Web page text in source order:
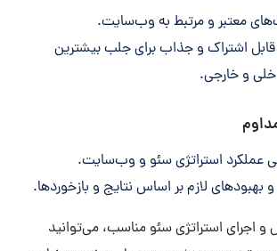
معتبر و مرتبط به وب‌سایت.
اشتراک و جذاب برای جلب بیشترین
و خارجی.
عملکرد استراتژی سئو و وب‌سایت.
بهبودهای لازم بر اساس نتایج و بازخوردها.
و اجرای استراتژی سئو مناسب، می‌توانید